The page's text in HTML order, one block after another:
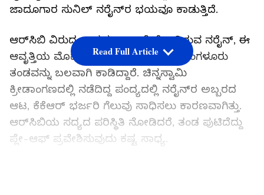
ಜಾದೂಗಾರ ಸುನಿಲ್‌ ನರೈನ್‌ರ ಭಯವೂ ಕಾಡುತ್ತಿದೆ.
ಆರ್‌ಸಿಬಿ ವಿರುದ್ಧ ಉತ್ತಮ ದಾಖಲೆ ಹೊಂದಿರುವ ನರೈನ್‌, ಈ
ಆವೃತ್ತಿಯ ಮೊದಲ ಮುಖಾಮುಖಿಯಲ್ಲೂ ಬೆಂಗಳೂರು
ತಂಡವನ್ನು ಬಲವಾಗಿ ಕಾಡಿದ್ದಾರೆ. ಚಿನ್ನಸ್ವಾಮಿ
ಕ್ರೀಡಾಂಗಣದಲ್ಲಿ ನಡೆದಿದ್ದ ಪಂದ್ಯದಲ್ಲಿ ನರೈನ್‌ರ ಅಬ್ಬರದ
ಆಟ, ಕೆಕೆಆರ್‌ ಭರ್ಜರಿ ಗೆಲುವು ಸಾಧಿಸಲು ಕಾರಣವಾಗಿತ್ತು.
ಆರ್‌ಸಿಬಿಯ ಸದ್ಯದ ಪರಿಸ್ಥಿತಿ ನೋಡಿದರೆ, ತಂಡ ಪುಟಿದೆದ್ದು
ಪ್ಲೇ-ಆಫ್‌ ಪ್ರವೇಶಿಸುವುದು ಕಷ್ಟ ಸಾಧ್ಯ.
Read Full Article